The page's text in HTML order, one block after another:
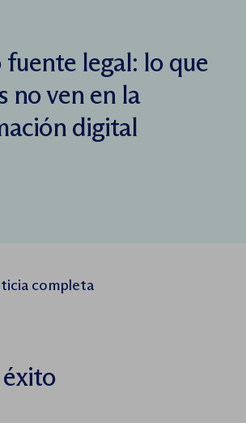
fuente legal: lo que
no ven en la
digital
completa
éxito